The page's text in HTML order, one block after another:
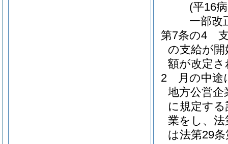
(平16
一部改
第7条の4
の支給が
額が改定
2
月の中
地方公営企
に規定す
業をし、
は法第29